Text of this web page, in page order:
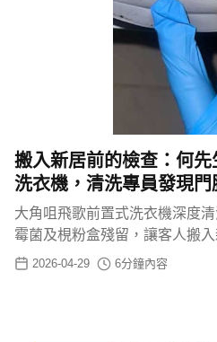
搬入新居前的檢查：何
洗衣機，清洗專員發現門
大角咀飛歌前置式洗衣機深度
霉菌及梘粉盒殘留，讓客人搬
2026-04-29 6分鐘內容